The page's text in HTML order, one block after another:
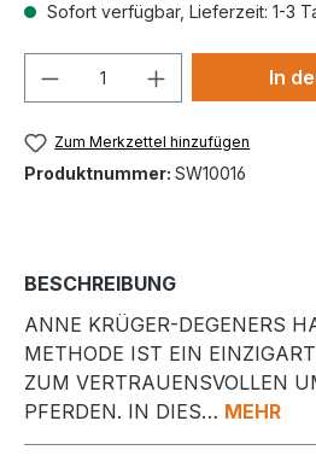
Sofort verfügbar, Lieferzeit: 1-3
Produkt Anzahl: Gib
In
Zum Merkzettel hinzufügen
Produktnummer: SW10016
BESCHREIBUNG
ANNE KRÜGER-DEGENERS
METHODE IST EIN
ZUM VERTRAUENSVOLLEN
PFERDEN. IN DIES… MEHR